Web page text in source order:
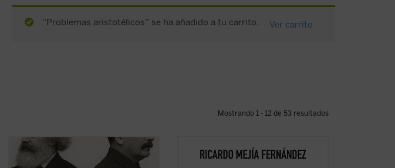
“Problemas aristotélicos” se ha añadido a tu carrito. Ver carrito
Mostrando 1 - 12 de 53 resultados
Este libro no solo recupera una faceta
menos conocida —pero crucial— de una
En esta obra quiero establecer el enlace